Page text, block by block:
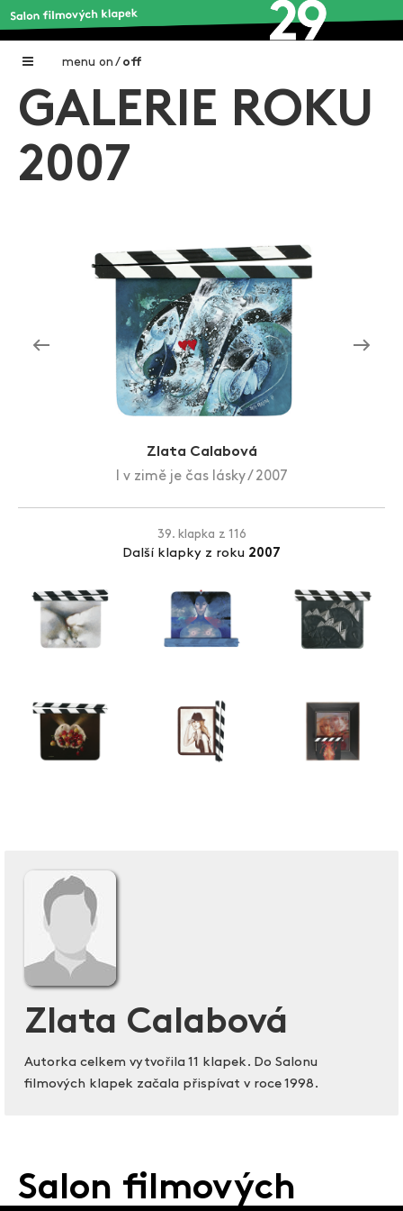
menu on / off
Home
Galerie filmových klapek
O projektu
Aktuální výstavy
Aukce filmových klapek
Zlín Film Festival
GALERIE ROKU
2007
Zlata Calabová
I v zimě je čas lásky / 2007
39. klapka z 116
Další klapky z roku 2007
Zlata Calabová
Autorka celkem vytvořila 11 klapek. Do Salonu
filmových klapek začala přispívat v roce 1998.
Salon filmových